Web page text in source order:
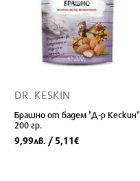
DR. KESKIN
Брашно от бадем "Д-р Кескин"
200 гр.
9,99лв. / 5,11€